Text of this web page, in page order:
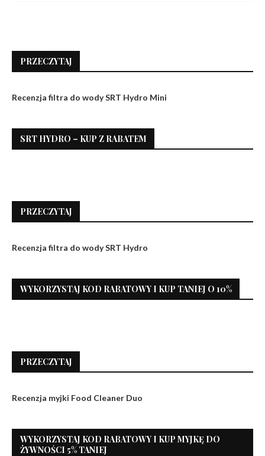
PRZECZYTAJ
Recenzja filtra do wody SRT Hydro Mini
SRT HYDRO – KUP Z RABATEM
PRZECZYTAJ
Recenzja filtra do wody SRT Hydro
WYKORZYSTAJ KOD RABATOWY I KUP TANIEJ O 10%
PRZECZYTAJ
Recenzja myjki Food Cleaner Duo
WYKORZYSTAJ KOD RABATOWY I KUP MYJKĘ DO
ŻYWNOŚCI 5% TANIEJ